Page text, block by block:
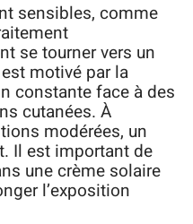
sensibles, comme
se tourner vers un
motivé par la
constante face à des
cutanées. À
modérées, un
Il est important de
une crème solaire
l’exposition